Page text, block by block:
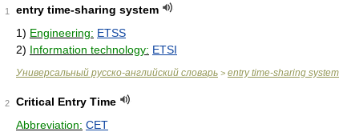
1
entry time-sharing system
1) Engineering: ETSS
2) Information technology: ETSI
Универсальный русско-английский словарь > entry time-sharing system
2
Critical Entry Time
Abbreviation: CET